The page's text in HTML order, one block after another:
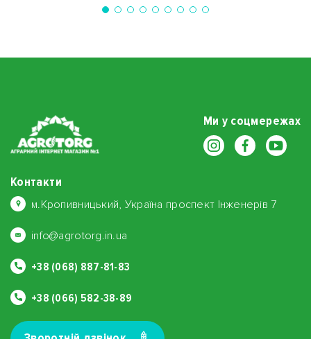
Ми у соцмережах
Контакти
м.Кропивницький, Україна проспект Інженерів 7
info@agrotorg.in.ua
+38 (068) 887-81-83
+38 (066) 582-38-89